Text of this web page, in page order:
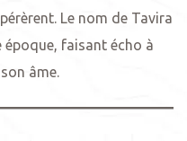
Le nom de Tavira
faisant écho à
âme.